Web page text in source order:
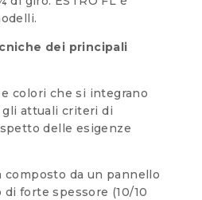
dei principali
colori che si integrano
attuali criteri di
delle esigenze
composto da un pannello
di forte spessore (10/10